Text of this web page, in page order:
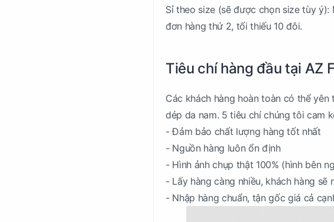
Sỉ theo size (sẽ được chọn size tùy
đơn hàng thứ 2, tối thiếu 10 đôi.
Tiêu chí hàng đầu tại AZ
Các khách hàng hoàn toàn có thể
dép da nam. 5 tiêu chí chúng tôi cam
- Đảm bảo chất lượng hàng tốt nhất
- Nguồn hàng luôn ổn định
- Hình ảnh chụp thật 100% (hình bên
- Lấy hàng càng nhiều, khách hàng sẽ
- Nhập hàng chuẩn, tận gốc giá cả